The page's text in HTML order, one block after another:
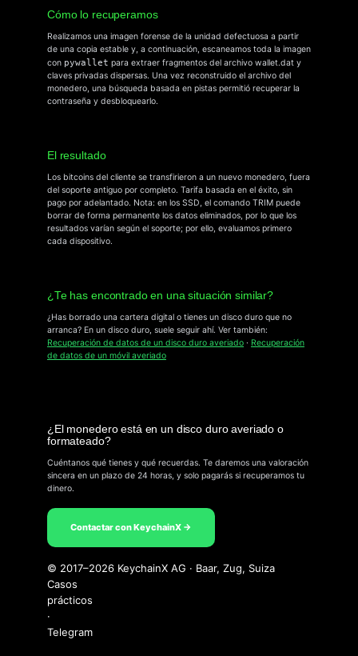
Cómo lo recuperamos
Realizamos una imagen forense de la unidad defectuosa a partir
de una copia estable y, a continuación, escaneamos toda la imagen
con pywallet para extraer fragmentos del archivo wallet.dat y
claves privadas dispersas. Una vez reconstruido el archivo del
monedero, una búsqueda basada en pistas permitió recuperar la
contraseña y desbloquearlo.
El resultado
Los bitcoins del cliente se transfirieron a un nuevo monedero, fuera
del soporte antiguo por completo. Tarifa basada en el éxito, sin
pago por adelantado. Nota: en los SSD, el comando TRIM puede
borrar de forma permanente los datos eliminados, por lo que los
resultados varían según el soporte; por ello, evaluamos primero
cada dispositivo.
¿Te has encontrado en una situación similar?
¿Has borrado una cartera digital o tienes un disco duro que no
arranca? En un disco duro, suele seguir ahí. Ver también:
Recuperación de datos de un disco duro averiado · Recuperación
de datos de un móvil averiado
¿El monedero está en un disco duro averiado o
formateado?
Cuéntanos qué tienes y qué recuerdas. Te daremos una valoración
sincera en un plazo de 24 horas, y solo pagarás si recuperamos tu
dinero.
Contactar con KeychainX →
© 2017–2026 KeychainX AG · Baar, Zug, Suiza
Casos
prácticos
·
Telegram